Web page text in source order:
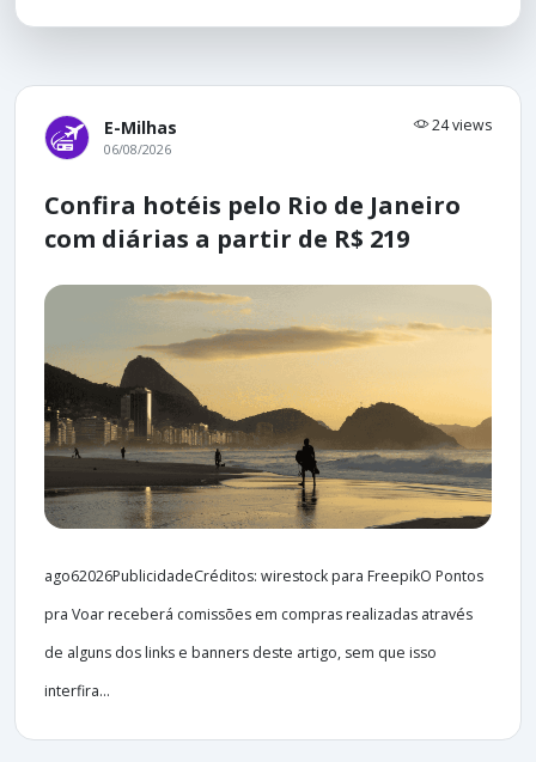
E-Milhas 24 views
06/08/2026
Confira hotéis pelo Rio de Janeiro
com diárias a partir de R$ 219
ago62026PublicidadeCréditos: wirestock para FreepikO Pontos
pra Voar receberá comissões em compras realizadas através
de alguns dos links e banners deste artigo, sem que isso
interfira...